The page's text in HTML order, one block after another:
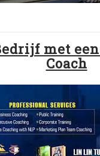
met
Coach